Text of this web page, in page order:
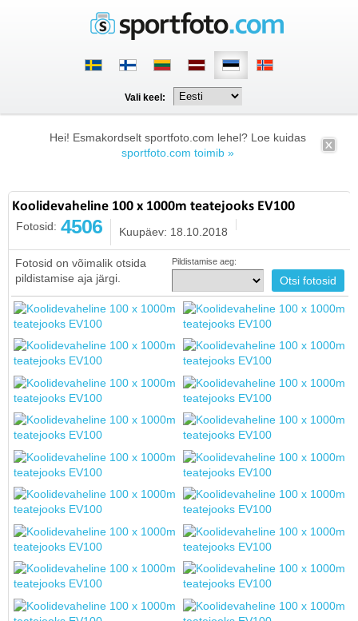
Vali keel:
Hei! Esmakordselt sportfoto.com lehel? Loe kuidas
sportfoto.com toimib »
Koolidevaheline 100 x 1000m teatejooks EV100
Fotosid: 4506 Kuupäev: 18.10.2018
Fotosid on võimalik otsida
pildistamise aja järgi.
Pildistamise aeg: